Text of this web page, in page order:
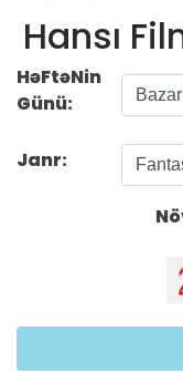
Hansı
HəFtəNin
Günü:
Janr: